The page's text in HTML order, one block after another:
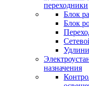
переходники
Блок
Блок
назначения